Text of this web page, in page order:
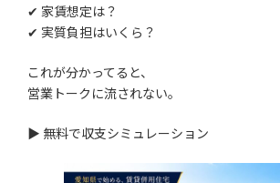
✔ 家賃想定は？
✔ 実質負担はいくら？
これが分かってると、
営業トークに流されない。
▶︎ 無料で収支シミュレーション